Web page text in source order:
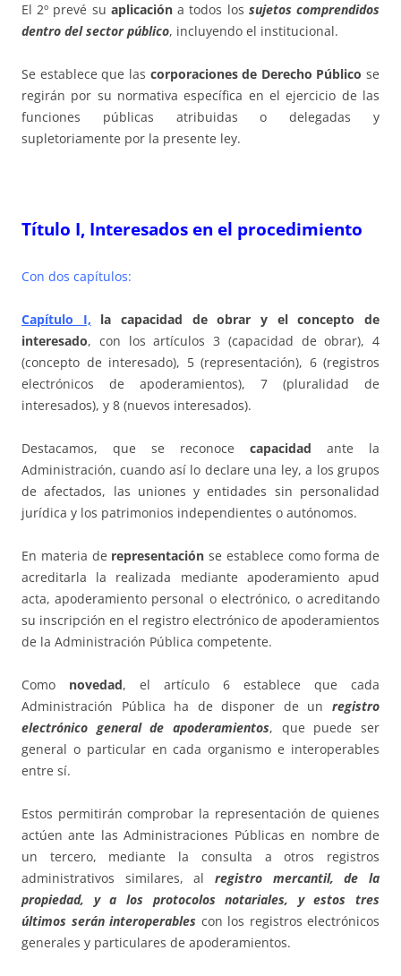
El 2º prevé su aplicacióna todos los sujetos comprendidos
dentro del sector público, incluyendo el institucional.
Se establece que las corporaciones de Derecho Público se
regirán por su normativa específica en el ejercicio de las
funciones públicas atribuidas o delegadas y
supletoriamente por la presente ley.
Título I, Interesados en el procedimiento
Con dos capítulos:
Capítulo I,
la capacidad de obrar y el concepto de
interesado, con los artículos 3 (capacidad de obrar), 4
(concepto de interesado), 5 (representación), 6 (registros
electrónicos de apoderamientos), 7 (pluralidad de
interesados), y 8 (nuevos interesados).
Destacamos, que se reconoce capacidad ante la
Administración, cuando así lo declare una ley, a los grupos
de afectados, las uniones y entidades sin personalidad
jurídica y los patrimonios independientes o autónomos.
En materia de representación se establece como forma de
acreditarla la realizada mediante apoderamiento apud
acta, apoderamiento personal o electrónico, o acreditando
su inscripción en el registro electrónico de apoderamientos
de la Administración Pública competente.
Como novedad, el artículo 6 establece que cada
Administración Pública ha de disponer de un registro
electrónico general de apoderamientos, que puede ser
general o particular en cada organismo e interoperables
entre sí.
Estos permitirán comprobar la representación de quienes
actúen ante las Administraciones Públicas en nombre de
un tercero, mediante la consulta a otros registros
administrativos similares, al registro mercantil, de la
propiedad, y a los protocolos notariales, y estos tres
últimos serán interoperables con los registros electrónicos
generales y particulares de apoderamientos.